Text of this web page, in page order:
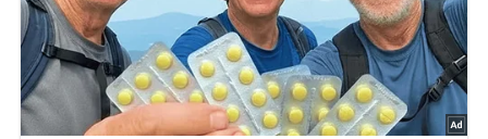
Pfeffer
Lob, Kritik, Fragen oder Anregungen zum Rezept?
Dann hinterlasse doch bitte einen Kommentar am
Ende dieser Seite & auch eine Bewertung!